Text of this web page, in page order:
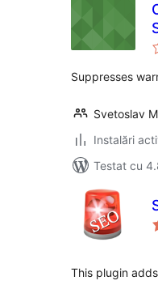
Suppresses
Svetoslav
Instalări
Testat cu
This plugin